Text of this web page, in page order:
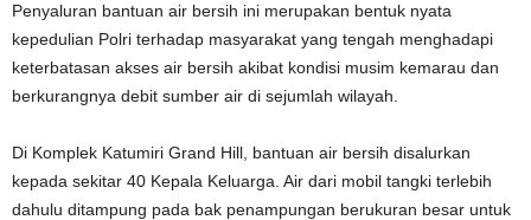
Penyaluran bantuan air bersih ini merupakan bentuk nyata
kepedulian Polri terhadap masyarakat yang tengah menghadapi
keterbatasan akses air bersih akibat kondisi musim kemarau dan
berkurangnya debit sumber air di sejumlah wilayah.
Di Komplek Katumiri Grand Hill, bantuan air bersih disalurkan
kepada sekitar 40 Kepala Keluarga. Air dari mobil tangki terlebih
dahulu ditampung pada bak penampungan berukuran besar untuk